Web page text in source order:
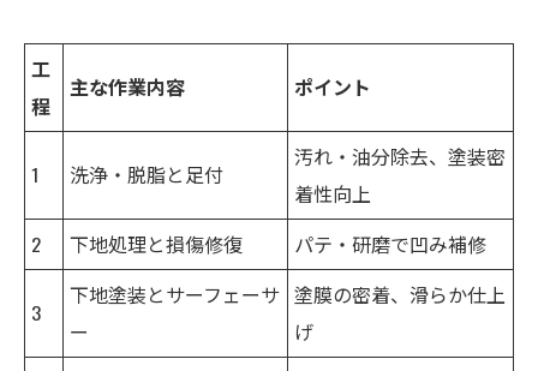
工
程
主な作業内容 ポイント
1 洗浄・脱脂と足付
汚れ・油分除去、塗装密
着性向上
2
下地処理と損傷修復 パテ・研磨で凹み補修
3
下地塗装とサーフェーサ
ー
塗膜の密着、滑らか仕上
げ